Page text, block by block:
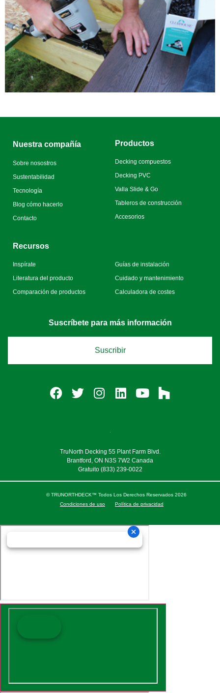
Nuestra compañía
Sobre nosostros
Sustentabilidad
Tecnología
Blog cómo hacerlo
Contacto
Productos
Decking compuestos
Decking PVC
Valla Slide & Go
Tableros de construcción
Accesorios
Recursos
Inspírate
Literatura del producto
Comparación de productos
Guías de instalación
Cuidado y mantenimiento
Calculadora de costes
Suscríbete para más información
Suscribir
TruNorth Decking 55 Plant Farm Blvd.
Brantford, ON N3S 7W2 Canada
Gratuito(833) 239-0022
© TRUNORTHDECK™ Todos Los Derechos Reservados 2026
Condiciones de uso
Política de privacidad